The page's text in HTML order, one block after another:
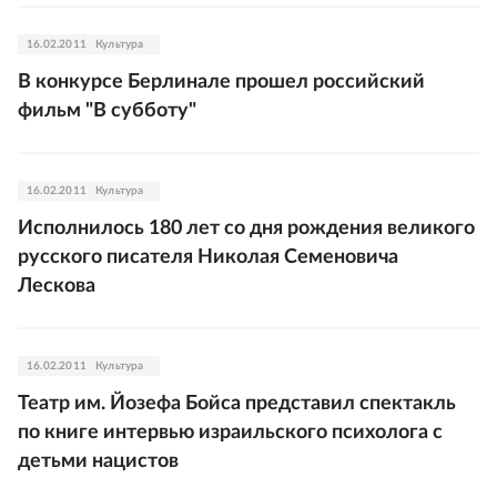
16.02.2011 Культура
В конкурсе Берлинале прошел российский
фильм "В субботу"
16.02.2011 Культура
Исполнилось 180 лет со дня рождения великого
русского писателя Николая Семеновича
Лескова
16.02.2011 Культура
Театр им. Йозефа Бойса представил спектакль
по книге интервью израильского психолога с
детьми нацистов